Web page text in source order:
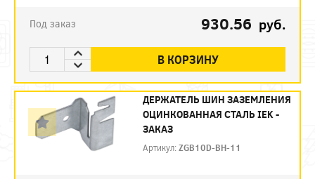
Под заказ 930.56 руб.
В КОРЗИНУ
ДЕРЖАТЕЛЬ ШИН ЗАЗЕМЛЕНИЯ
ОЦИНКОВАННАЯ СТАЛЬ IEK -
ЗАКАЗ
Артикул:ZGB10D-BH-11